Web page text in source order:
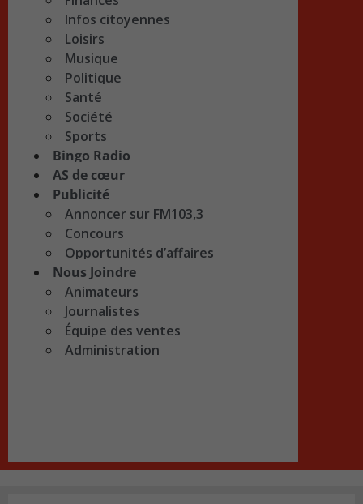
Infos citoyennes
Loisirs
Musique
Politique
Santé
Société
Sports
Bingo Radio
AS de cœur
Publicité
Annoncer sur FM103,3
Concours
Opportunités d’affaires
Nous Joindre
Animateurs
Journalistes
Équipe des ventes
Administration